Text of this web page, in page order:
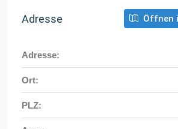
Adresse Öffnen
Adresse:
Ort:
PLZ: